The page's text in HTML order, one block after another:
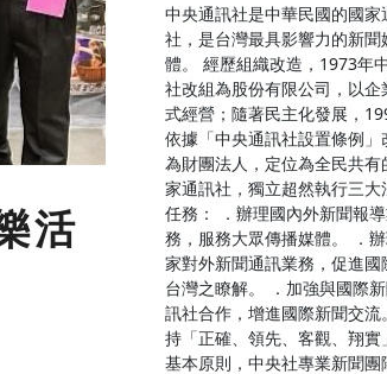
活
中央通訊社是中華民國的國家
社，是台灣最具影響力的新聞
體。 經歷組織改造，1973年
社改組為股份有限公司，以企
式經營；隨著民主化發展，
依據「中央通訊社設置條例」
為財團法人，定位為全民共有
家通訊社，獨立超然執行三大
任務： ．辦理國內外新聞報
務，服務大眾傳播媒體。 ．
家對外新聞通訊業務，促進國
台灣之瞭解。 ．加強與國際
訊社合作，增進國際新聞交流
持「正確、領先、客觀、翔實
基本原則，中央社專業新聞團